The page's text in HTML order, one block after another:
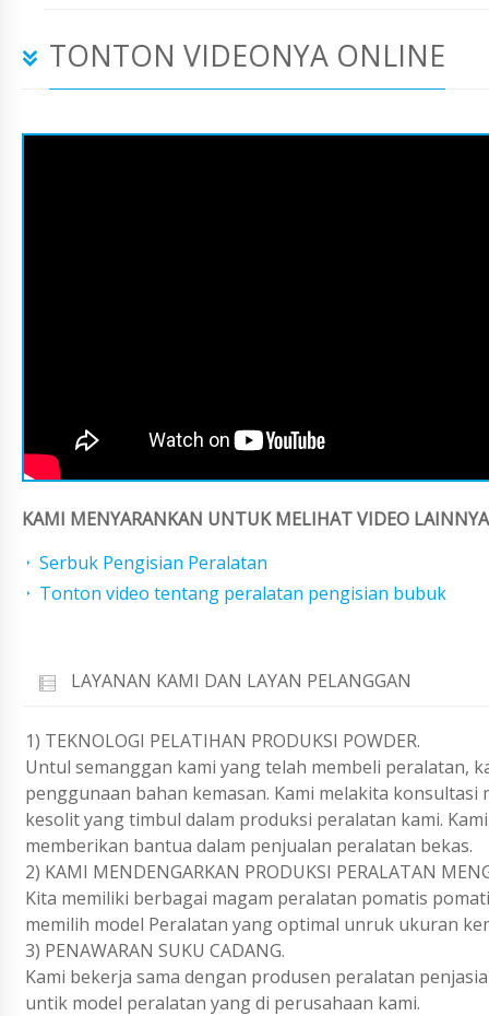
TONTON VIDEONYA ONLINE
KAMI MENYARANKAN UNTUK MELIHAT VIDEO
Serbuk Pengisian Peralatan
Tonton video tentang peralatan pengisian bubuk
LAYANAN KAMI DAN LAYAN PELANGGAN
1) TEKNOLOGI PELATIHAN PRODUKSI POWDER.
Untul semanggan kami yang telah membeli peralatan,
penggunaan bahan kemasan. Kami melakita
kesolit yang timbul dalam produksi peralatan kami.
memberikan bantua dalam penjualan peralatan bekas.
2) KAMI MENDENGARKAN PRODUKSI PERALATAN
Kita memiliki berbagai magam peralatan pomatis
memilih model Peralatan yang optimal unruk ukuran
3) PENAWARAN SUKU CADANG.
Kami bekerja sama dengan produsen peralatan
untik model peralatan yang di perusahaan kami.